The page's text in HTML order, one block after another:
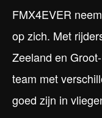
FMX4EVER
op zich. Met
Zeeland en
team met
goed zijn in